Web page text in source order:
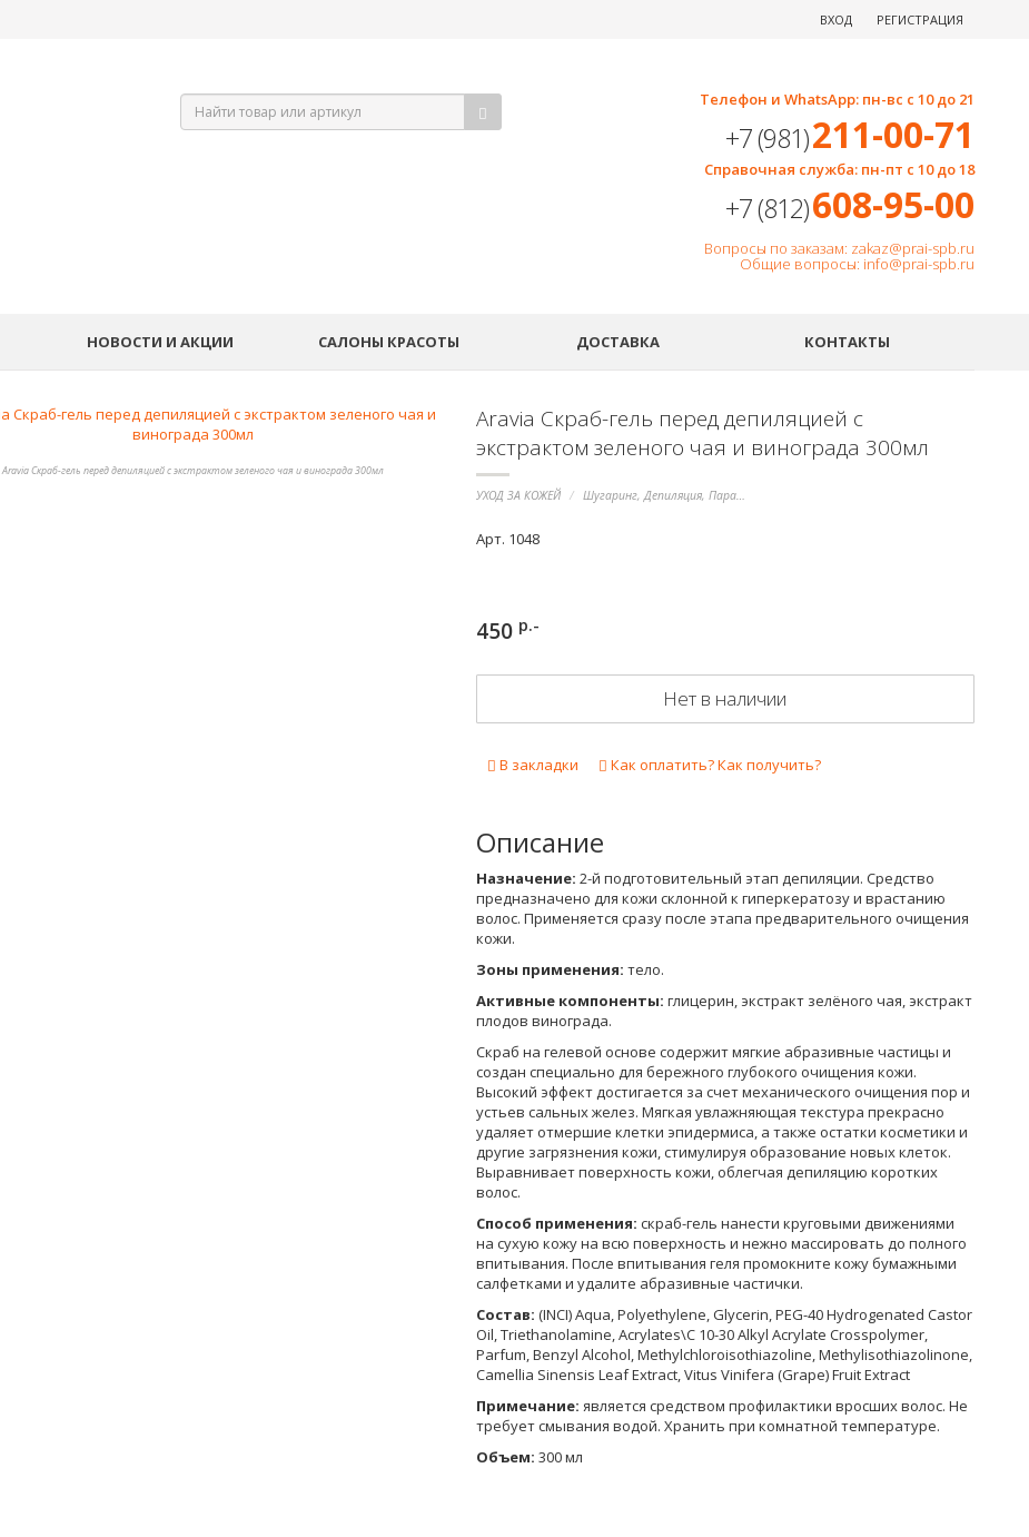
ВХОД РЕГИСТРАЦИЯ
Телефон и WhatsApp: пн-вс с 10 до 21
+7 (981)211-00-71
Справочная служба: пн-пт с 10 до 18
+7 (812)608-95-00
Вопросы по заказам: zakaz@prai-spb.ru
Общие вопросы: info@prai-spb.ru
НОВОСТИ И АКЦИИ САЛОНЫ КРАСОТЫ ДОСТАВКА КОНТАКТЫ
Aravia Скраб-гель перед депиляцией с экстрактом зеленого чая и винограда 300мл
Aravia Скраб-гель перед депиляцией с
экстрактом зеленого чая и винограда 300мл
УХОД ЗА КОЖЕЙ Шугаринг, Депиляция, Парафины
Арт. 1048
450 р.-
Нет в наличии
В закладки Как оплатить? Как получить?
Описание
Назначение: 2-й подготовительный этап депиляции. Средство
предназначено для кожи склонной к гиперкератозу и врастанию
волос. Применяется сразу после этапа предварительного очищения
кожи.
Зоны применения: тело.
Активные компоненты: глицерин, экстракт зелёного чая, экстракт
плодов винограда.
Скраб на гелевой основе содержит мягкие абразивные частицы и
создан специально для бережного глубокого очищения кожи.
Высокий эффект достигается за счет механического очищения пор и
устьев сальных желез. Мягкая увлажняющая текстура прекрасно
удаляет отмершие клетки эпидермиса, а также остатки косметики и
другие загрязнения кожи, стимулируя образование новых клеток.
Выравнивает поверхность кожи, облегчая депиляцию коротких
волос.
Способ применения: скраб-гель нанести круговыми движениями
на сухую кожу на всю поверхность и нежно массировать до полного
впитывания. После впитывания геля промокните кожу бумажными
салфетками и удалите абразивные частички.
Состав: (INCI) Aqua, Polyethylene, Glycerin, PEG-40 Hydrogenated Castor
Oil, Triethanolamine, Acrylates\C 10-30 Alkyl Acrylate Crosspolymer,
Parfum, Benzyl Alcohol, Methylchloroisothiazoline, Methylisothiazolinone,
Camellia Sinensis Leaf Extract, Vitus Vinifera (Grape) Fruit Extract
Примечание: является средством профилактики вросших волос. Не
требует смывания водой. Хранить при комнатной температуре.
Объем: 300 мл